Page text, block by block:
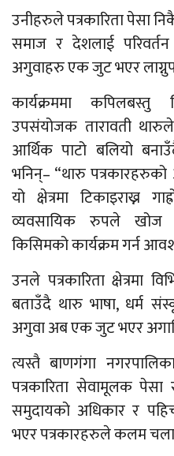
उनीहरुले पत्रकारिता पेसा
समाज र देशलाई परिवर्तन
अगुवाहरु एक जुट भएर
कार्यक्रममा
उपसंयोजक तारावती
आर्थिक पाटो बलियो
भनिन्– “थारु
यो क्षेत्रमा टिकाइराख्न
व्यवसायिक रुपले खोज
किसिमको कार्यक्रम गर्न
उनले पत्रकारिता क्षेत्रमा
बताउँदै थारु भाषा, धर्म
अगुवा अब एक जुट भएर
त्यस्तै बाणगंगा
पत्रकारिता सेवामूलक पेसा
समुदायको अधिकार र
भएर पत्रकारहरुले कलम